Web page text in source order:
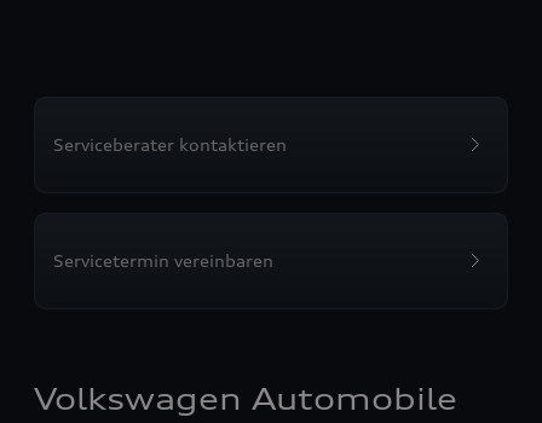
Serviceberater kontaktieren
Servicetermin vereinbaren
Volkswagen Automobile